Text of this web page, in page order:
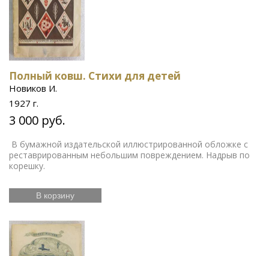
Полный ковш. Стихи для детей
Новиков И.
1927 г.
3 000 руб.
В бумажной издательской иллюстрированной обложке с
реставрированным небольшим повреждением. Надрыв по
корешку.
В корзину